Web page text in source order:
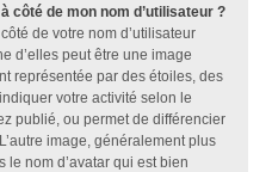
côté de mon nom d’utilisateur ?
de votre nom d’utilisateur
d’elles peut être une image
représentée par des étoiles, des
votre activité selon le
publié, ou permet de différencier
image, généralement plus
nom d’avatar qui est bien